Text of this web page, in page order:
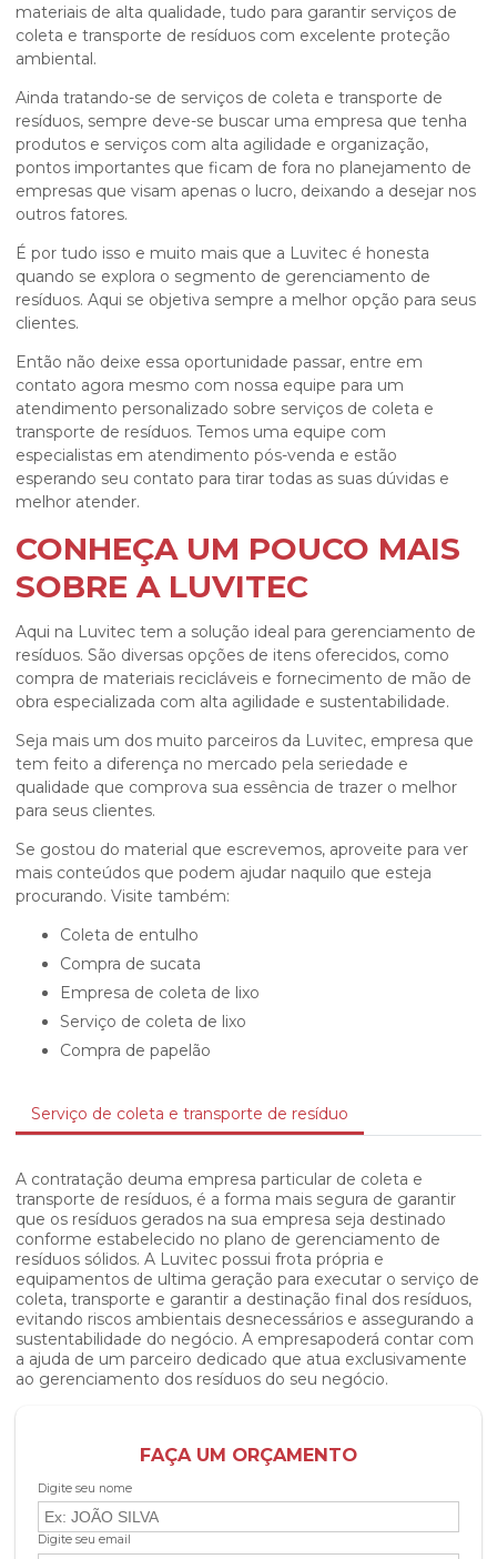
materiais de alta qualidade, tudo para garantir serviços de
coleta e transporte de resíduos com excelente proteção
ambiental.
Ainda tratando-se de serviços de coleta e transporte de
resíduos, sempre deve-se buscar uma empresa que tenha
produtos e serviços com alta agilidade e organização,
pontos importantes que ficam de fora no planejamento de
empresas que visam apenas o lucro, deixando a desejar nos
outros fatores.
É por tudo isso e muito mais que a Luvitec é honesta
quando se explora o segmento de gerenciamento de
resíduos. Aqui se objetiva sempre a melhor opção para seus
clientes.
Então não deixe essa oportunidade passar, entre em
contato agora mesmo com nossa equipe para um
atendimento personalizado sobre serviços de coleta e
transporte de resíduos. Temos uma equipe com
especialistas em atendimento pós-venda e estão
esperando seu contato para tirar todas as suas dúvidas e
melhor atender.
CONHEÇA UM POUCO MAIS
SOBRE A LUVITEC
Aqui na Luvitec tem a solução ideal para gerenciamento de
resíduos. São diversas opções de itens oferecidos, como
compra de materiais recicláveis e fornecimento de mão de
obra especializada com alta agilidade e sustentabilidade.
Seja mais um dos muito parceiros da Luvitec, empresa que
tem feito a diferença no mercado pela seriedade e
qualidade que comprova sua essência de trazer o melhor
para seus clientes.
Se gostou do material que escrevemos, aproveite para ver
mais conteúdos que podem ajudar naquilo que esteja
procurando. Visite também:
coleta de entulho
compra de sucata
empresa de coleta de lixo
serviço de coleta de lixo
compra de papelão
Serviço de coleta e transporte de resíduo
A contratação deuma empresa particular de coleta e
transporte de resíduos, é a forma mais segura de garantir
que os resíduos gerados na sua empresa seja destinado
conforme estabelecido no plano de gerenciamento de
resíduos sólidos. A Luvitec possui frota própria e
equipamentos de ultima geração para executar o serviço de
coleta, transporte e garantir a destinação final dos resíduos,
evitando riscos ambientais desnecessários e assegurando a
sustentabilidade do negócio. A empresapoderá contar com
a ajuda de um parceiro dedicado que atua exclusivamente
ao gerenciamento dos resíduos do seu negócio.
FAÇA UM ORÇAMENTO
Digite seu nome
Digite seu email